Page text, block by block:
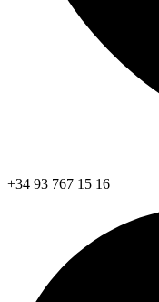
+34 93 767 15 16